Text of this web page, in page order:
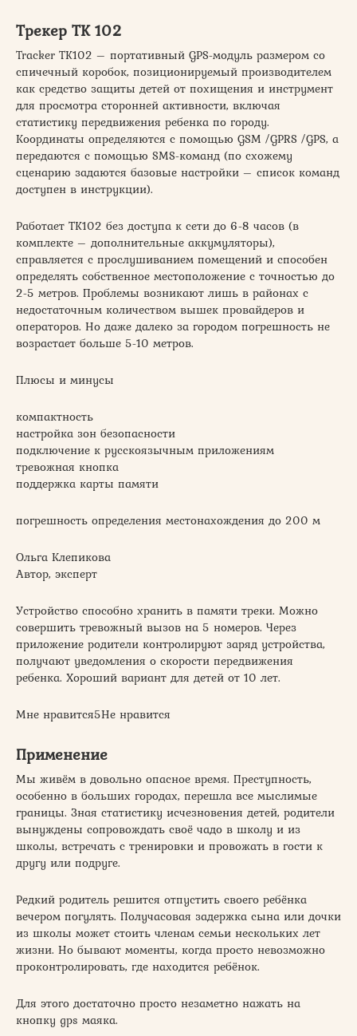
Трекер TK 102
Tracker TK102 – портативный GPS-модуль размером со
спичечный коробок, позиционируемый производителем
как средство защиты детей от похищения и инструмент
для просмотра сторонней активности, включая
статистику передвижения ребенка по городу.
Координаты определяются с помощью GSM /GPRS /GPS, а
передаются с помощью SMS-команд (по схожему
сценарию задаются базовые настройки – список команд
доступен в инструкции).
Работает TK102 без доступа к сети до 6-8 часов (в
комплекте – дополнительные аккумуляторы),
справляется с прослушиванием помещений и способен
определять собственное местоположение с точностью до
2-5 метров. Проблемы возникают лишь в районах с
недостаточным количеством вышек провайдеров и
операторов. Но даже далеко за городом погрешность не
возрастает больше 5-10 метров.
Плюсы и минусы
компактность
настройка зон безопасности
подключение к русскоязычным приложениям
тревожная кнопка
поддержка карты памяти
погрешность определения местонахождения до 200 м
Ольга Клепикова
Автор, эксперт
Устройство способно хранить в памяти треки. Можно
совершить тревожный вызов на 5 номеров. Через
приложение родители контролируют заряд устройства,
получают уведомления о скорости передвижения
ребенка. Хороший вариант для детей от 10 лет.
Мне нравится5Не нравится
Применение
Мы живём в довольно опасное время. Преступность,
особенно в больших городах, перешла все мыслимые
границы. Зная статистику исчезновения детей, родители
вынуждены сопровождать своё чадо в школу и из
школы, встречать с тренировки и провожать в гости к
другу или подруге.
Редкий родитель решится отпустить своего ребёнка
вечером погулять. Получасовая задержка сына или дочки
из школы может стоить членам семьи нескольких лет
жизни. Но бывают моменты, когда просто невозможно
проконтролировать, где находится ребёнок.
Для этого достаточно просто незаметно нажать на
кнопку gps маяка.